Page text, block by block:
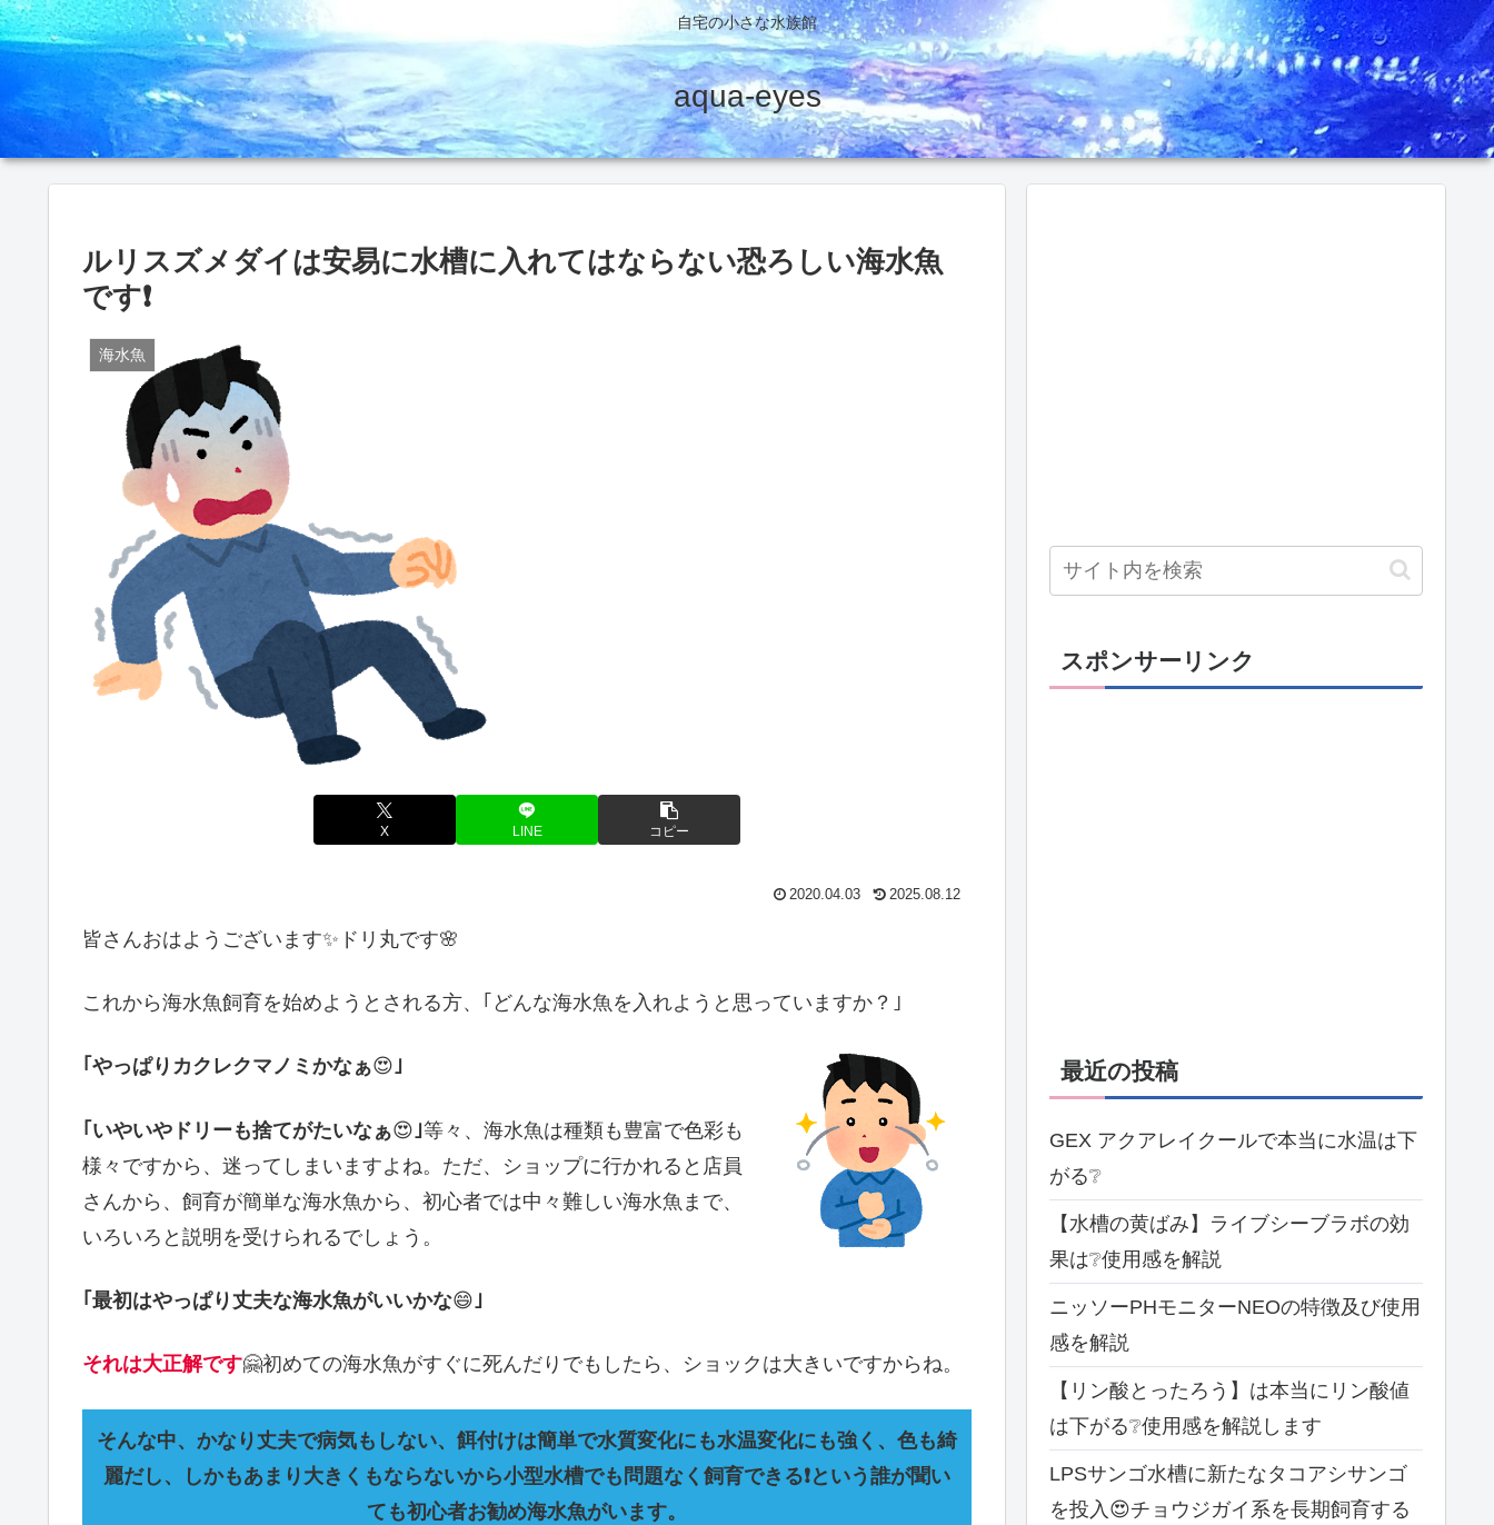
自宅の小さな水族館
aqua-eyes
ルリスズメダイは安易に水槽に入れてはならない恐ろしい海水魚
です❗
海水魚
X LINE コピー
2020.04.03 2025.08.12
皆さんおはようございます✨ドリ丸です🌸
これから海水魚飼育を始めようとされる方、｢どんな海水魚を入れようと思っていますか？｣
｢やっぱりカクレクマノミかなぁ😍｣
｢いやいやドリーも捨てがたいなぁ😍 ｣等々、海水魚は種類も豊富で色彩も
様々ですから、迷ってしまいますよね。ただ、ショップに行かれると店員
さんから、飼育が簡単な海水魚から、初心者では中々難しい海水魚まで、
いろいろと説明を受けられるでしょう。
｢最初はやっぱり丈夫な海水魚がいいかな😄 ｣
それは大正解です🤗初めての海水魚がすぐに死んだりでもしたら、ショックは大きいですからね。
そんな中、かなり丈夫で病気もしない、餌付けは簡単で水質変化にも水温変化にも強く、色も綺
麗だし、しかもあまり大きくもならないから小型水槽でも問題なく飼育できる❗という誰が聞い
ても初心者お勧め海水魚がいます。
スポンサーリンク
最近の投稿
GEX アクアレイクールで本当に水温は下
がる❔
【水槽の黄ばみ】ライブシーブラボの効
果は❔使用感を解説
ニッソーPHモニターNEOの特徴及び使用
感を解説
【リン酸とったろう】は本当にリン酸値
は下がる❔使用感を解説します
LPSサンゴ水槽に新たなタコアシサンゴ
を投入😍チョウジガイ系を長期飼育する